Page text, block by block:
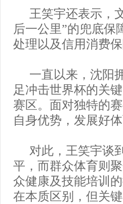
王笑宇还表示，
后一公里”的兜底保
处理以及信用消费保
一直以来，沈阳
足冲击世界杯的关
赛区。面对独特的
自身优势，发展好
对此，王笑宇谈
平，而群众体育则
众健康及技能培训
在本质区别，但关